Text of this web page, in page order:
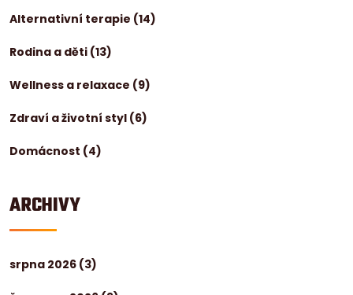
Alternativní terapie (14)
Rodina a děti (13)
Wellness a relaxace (9)
Zdraví a životní styl (6)
Domácnost (4)
ARCHIVY
srpna 2026 (3)